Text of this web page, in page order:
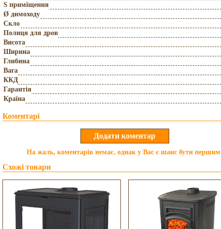
S приміщення
Ø димоходу
Скло
Полиця для дров
Висота
Ширина
Глибина
Вага
ККД
Гарантія
Країна
Коментарі
На жаль, коментарів немає, однак у Вас є шанс бути
Схожі товари